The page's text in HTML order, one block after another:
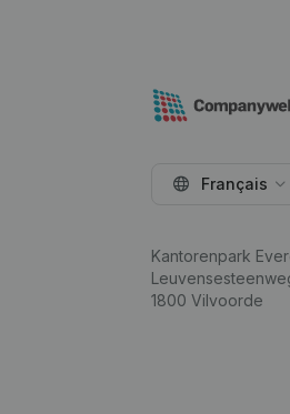
Français
Kantorenpark
1800 Vilvoorde